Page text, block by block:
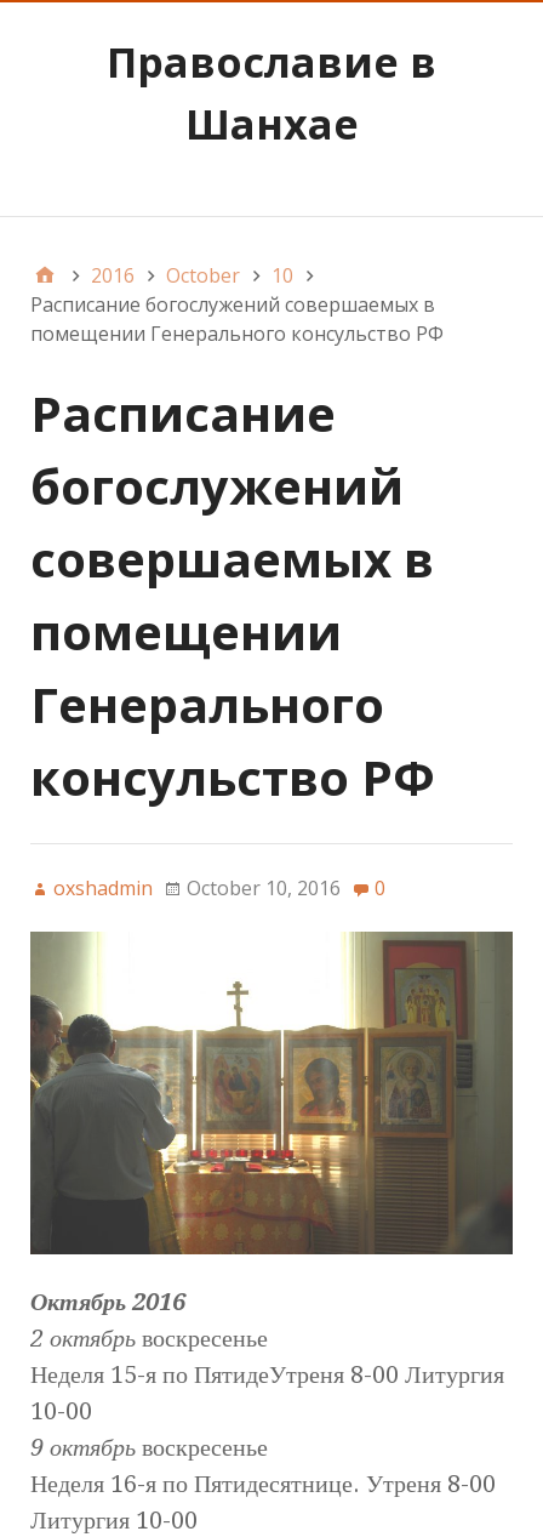
Православие в
Шанхае
2016 October
10
Расписание богослужений совершаемых в
помещении Генерального консульство РФ
Расписание
богослужений
совершаемых в
помещении
Генерального
консульство РФ
oxshadmin October 10, 2016 0
Октябрь 2016
2 октябрь воскресенье
Неделя 15-я по ПятидеУтреня 8-00 Литургия
10-00
9 октябрь воскресенье
Неделя 16-я по Пятидесятнице. Утреня 8-00
Литургия 10-00